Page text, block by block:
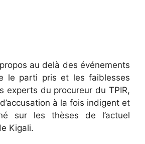
au delà des événements
le parti pris et les faiblesses
experts du procureur du TPIR,
à la fois indigent et
sur les thèses de l’actuel
Kigali.